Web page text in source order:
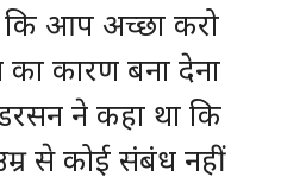
कि आप अच्छा करो
का कारण बना देना
ने कहा था कि
से कोई संबंध नहीं